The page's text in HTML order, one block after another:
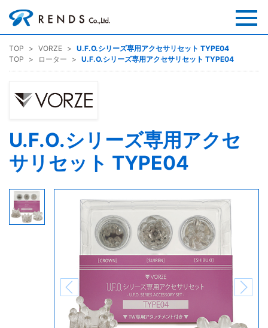
TOP VORZE
U.F.O.シリーズ専用アクセサリセット TYPE04
TOP
ローター U.F.O.シリーズ専用アクセサリセット TYPE04
U.F.O.シリーズ専用アクセ
サリセット TYPE04